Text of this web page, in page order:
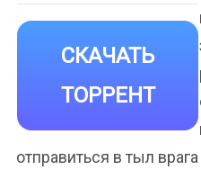
СКАЧАТЬ
ТОРРЕНТ
отправиться в тыл